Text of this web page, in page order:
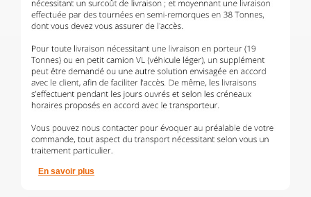
En savoir plus